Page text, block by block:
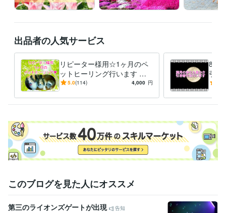
占い 強力浄化（ヒーリング） 強力祈祷
占い ご縁結び 潜在意識書き換え（勾玉セラピー） 総合スピリチュ
ヒーリング 占い 霊感タロット
オラクルカード
潜在意識
出品者の人気サービス
リピーター様用☆1ヶ月のペ
ットヒーリング行います じ
っくり癒してご機嫌に過ごし
5.0(114) 4,000 円
8/
引き
ワー
このブログを見た人にオススメ
第三のライオンズゲートが出現
告知